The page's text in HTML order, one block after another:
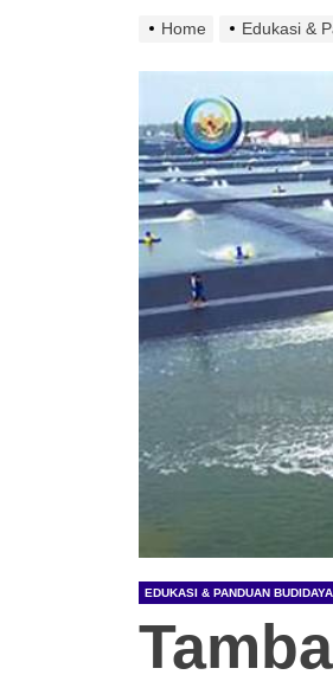
Home Edukasi &
EDUKASI & PANDUAN BUDIDAYA